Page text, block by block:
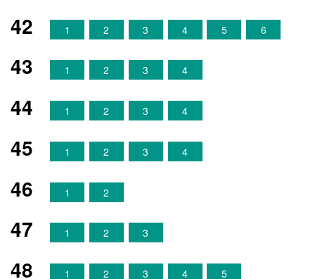
42 1 2 3 4 5 6
43 1 2 3 4
44 1 2 3 4
45 1 2 3 4
46 1 2
47 1 2 3
48 1 2 3 4 5